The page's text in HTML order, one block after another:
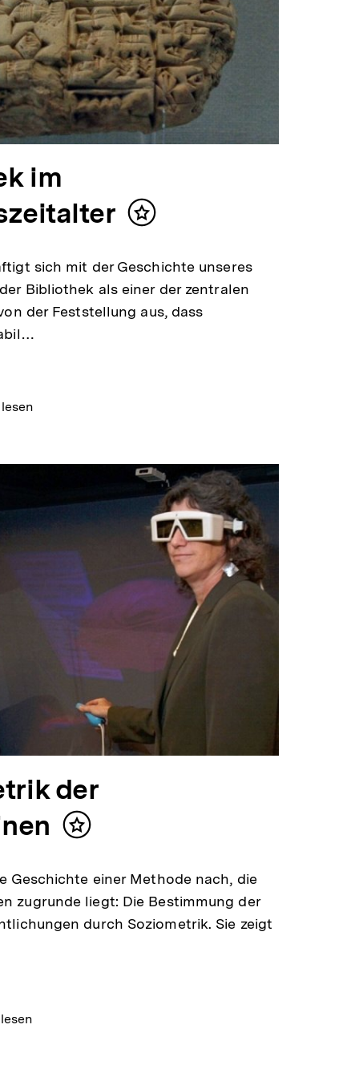
im
Inhalt
sich mit der Geschichte unseres
Bibliothek als einer der zentralen
der Feststellung aus, dass
der
Inhalt
Geschichte einer Methode nach, die
zugrunde liegt: Die Bestimmung der
durch Soziometrik. Sie zeigt